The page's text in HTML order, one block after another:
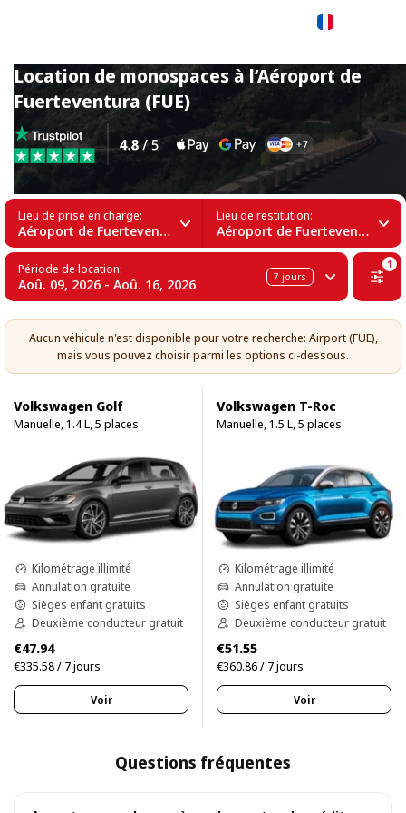
Location de monospaces à l’Aéroport de
Fuerteventura (FUE)
Lieu de prise en charge:
Aéroport de Fuerteventura (FUE)
Lieu de restitution:
Aéroport de Fuerteventura (FUE)
Période de location:
Aoû. 09, 2026 - Aoû. 16, 2026 7 jours
1
Aucun véhicule n'est disponible pour votre recherche: Airport (FUE),
mais vous pouvez choisir parmi les options ci-dessous.
Volkswagen Golf
Manuelle, 1.4 L, 5 places
Kilométrage illimité
Annulation gratuite
Sièges enfant gratuits
Deuxième conducteur gratuit
€47.94
€335.58 / 7 jours
Voir
Volkswagen T-Roc
Manuelle, 1.5 L, 5 places
Kilométrage illimité
Annulation gratuite
Sièges enfant gratuits
Deuxième conducteur gratuit
€51.55
€360.86 / 7 jours
Voir
Questions fréquentes